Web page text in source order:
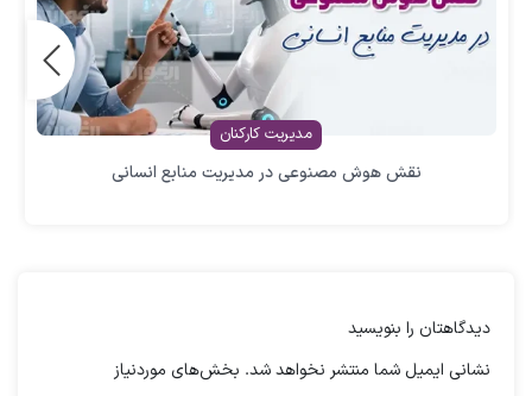
انسانیارغوان مریدیدراین مقاله به بررسی چند
مدل رایج و کاربردی از مدل های آموزش منابع
مدیریت کارکنان
نقش هوش مصنوعی در مدیریت منابع انسانی
دیدگاهتان را بنویسید
نشانی ایمیل شما منتشر نخواهد شد. بخش‌های موردنیاز